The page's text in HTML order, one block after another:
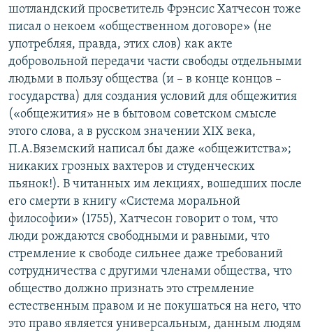
шотландский просветитель Фрэнсис Хатчесон тоже
писал о некоем «общественном договоре» (не
употребляя, правда, этих слов) как акте
добровольной передачи части свободы отдельными
людьми в пользу общества (и – в конце концов –
государства) для создания условий для общежития
(«общежития» не в бытовом советском смысле
этого слова, а в русском значении XIX века,
П.А.Вяземский написал бы даже «общежитства»;
никаких грозных вахтеров и студенческих
пьянок!). В читанных им лекциях, вошедших после
его смерти в книгу «Система моральной
философии» (1755), Хатчесон говорит о том, что
люди рождаются свободными и равными, что
стремление к свободе сильнее даже требований
сотрудничества с другими членами общества, что
общество должно признать это стремление
естественным правом и не покушаться на него, что
это право является универсальным, данным людям